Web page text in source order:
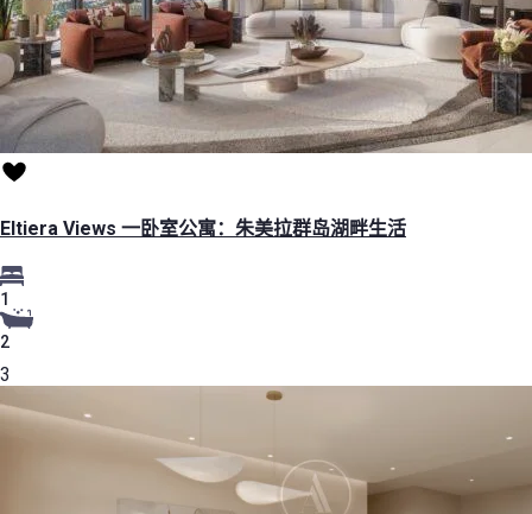
Eltiera Views 一卧室公寓：朱美拉群岛湖畔生活
1
2
3